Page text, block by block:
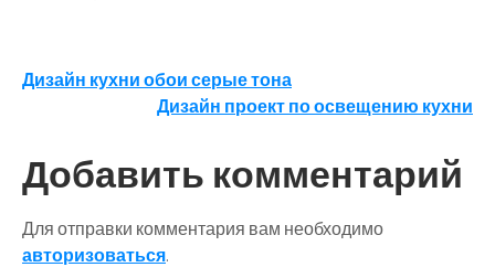
Навигация
записям
Дизайн кухни обои серые тона
Дизайн проект по освещению кухни
Добавить комментарий
Для отправки комментария вам необходимо
авторизоваться.